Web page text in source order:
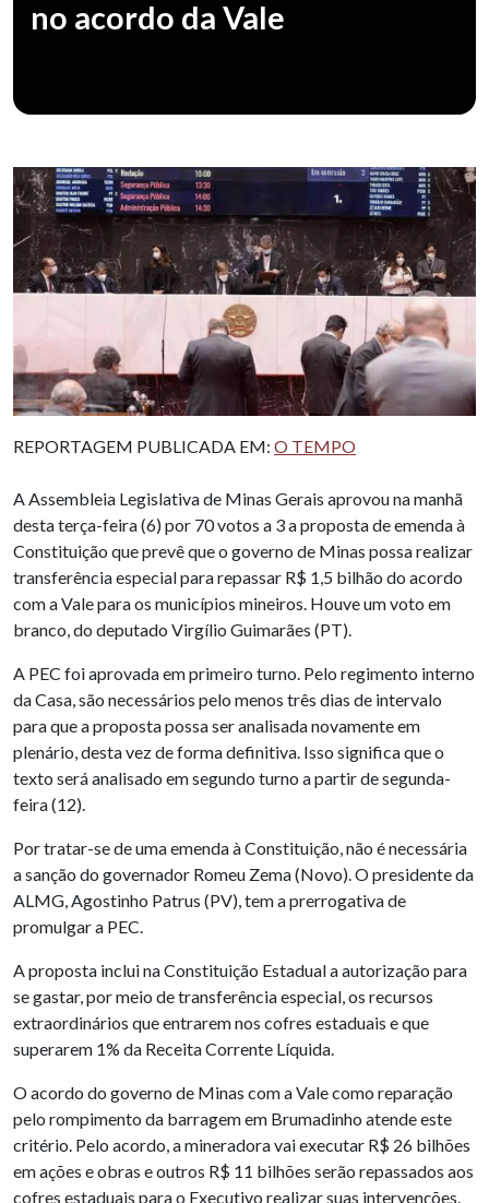
no acordo da Vale
REPORTAGEM PUBLICADA EM: O TEMPO
A Assembleia Legislativa de Minas Gerais aprovou na manhã
desta terça-feira (6) por 70 votos a 3 a proposta de emenda à
Constituição que prevê que o governo de Minas possa realizar
transferência especial para repassar R$ 1,5 bilhão do acordo
com a Vale para os municípios mineiros. Houve um voto em
branco, do deputado Virgílio Guimarães (PT).
A PEC foi aprovada em primeiro turno. Pelo regimento interno
da Casa, são necessários pelo menos três dias de intervalo
para que a proposta possa ser analisada novamente em
plenário, desta vez de forma definitiva. Isso significa que o
texto será analisado em segundo turno a partir de segunda-
feira (12).
Por tratar-se de uma emenda à Constituição, não é necessária
a sanção do governador Romeu Zema (Novo). O presidente da
ALMG, Agostinho Patrus (PV), tem a prerrogativa de
promulgar a PEC.
A proposta inclui na Constituição Estadual a autorização para
se gastar, por meio de transferência especial, os recursos
extraordinários que entrarem nos cofres estaduais e que
superarem 1% da Receita Corrente Líquida.
O acordo do governo de Minas com a Vale como reparação
pelo rompimento da barragem em Brumadinho atende este
critério. Pelo acordo, a mineradora vai executar R$ 26 bilhões
em ações e obras e outros R$ 11 bilhões serão repassados aos
cofres estaduais para o Executivo realizar suas intervenções.